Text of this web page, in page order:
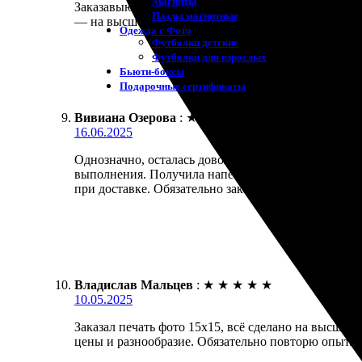
Пазлы магнитные
Одежда с Фото
Футболки детские
Футболки для взрослых
Бьюти-боксы
Подарочные сертификаты
Заказавыю печать фотокартинки 15х15, осталась
— на высшем уровне! Доставили быстро, без
Вивиана Озерова : ★
16.06.2025
Однозначно, осталась довольна своим заказом.
выполнения. Получила напечатанные фотографии
при доставке. Обязательно закажу еще, идеи уже
Владислав Мальцев : ★ ★ ★ ★ ★
10.05.2025
Заказал печать фото 15х15, всё сделано на
цены и разнообразие. Обязательно повторю опыт.